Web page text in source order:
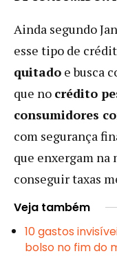
Ainda segundo
esse tipo de
quitado e busca
que no crédito
consumidores
com segurança
que enxergam na
conseguir taxas
Veja também
10 gastos
bolso no fim do